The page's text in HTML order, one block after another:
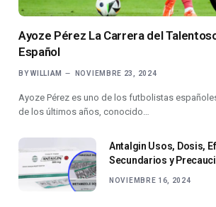
Ayoze Pérez La Carrera del
Español
BY WILLIAM NOVIEMBRE 23, 2024
Ayoze Pérez es uno de los futbolistas
de los últimos años, conocido…
Antalgin Usos, Dosis,
Secundarios y
NOVIEMBRE 16, 2024